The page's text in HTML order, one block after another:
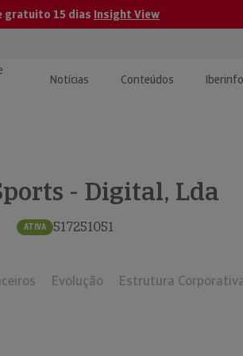
gratuito 15 dias Insight View
de
Notícias Conteúdos
e
- Digital, Lda
ATIVA 517251051
Evolução Estrutura Corporativa